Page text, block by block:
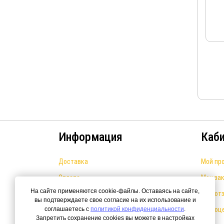
Информация
Доставка
Оплата
Система скидок
Новости
Мой
Мои
Мои
Мои
На сайте применяются cookie-файлы. Оставаясь на сайте,
вы подтверждаете свое согласие на их использование и
соглашаетесь с политикой конфиденциальности.
Запретить сохранение cookies вы можете в настройках